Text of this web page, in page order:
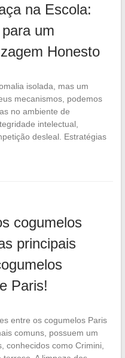
na Escola:
um
Honesto
isolada, mas um
mecanismos, podemos
no ambiente de
intelectual,
desleal. Estratégias
cogumelos
principais
Paris!
entre os cogumelos Paris
comuns, possuem um
conhecidos como Crimini,